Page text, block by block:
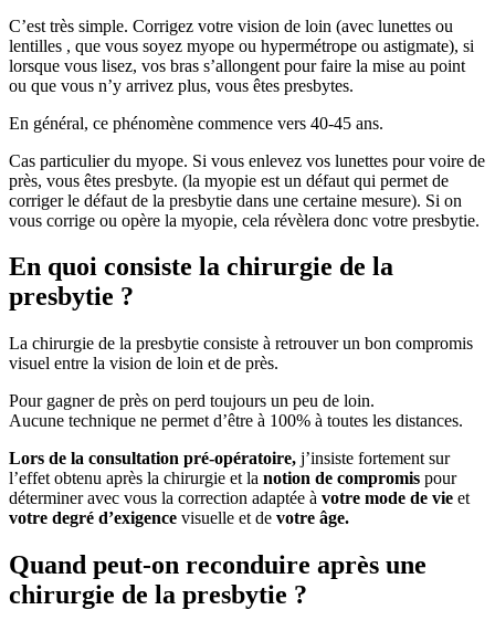
C’est très simple. Corrigez votre vision de loin (avec lunettes ou
lentilles , que vous soyez myope ou hypermétrope ou astigmate), si
lorsque vous lisez, vos bras s’allongent pour faire la mise au point
ou que vous n’y arrivez plus, vous êtes presbytes.
En général, ce phénomène commence vers 40-45 ans.
Cas particulier du myope. Si vous enlevez vos lunettes pour voire de
près, vous êtes presbyte. (la myopie est un défaut qui permet de
corriger le défaut de la presbytie dans une certaine mesure). Si on
vous corrige ou opère la myopie, cela révèlera donc votre presbytie.
En quoi consiste la chirurgie de la
presbytie ?
La chirurgie de la presbytie consiste à retrouver un bon compromis
visuel entre la vision de loin et de près.
Pour gagner de près on perd toujours un peu de loin.
Aucune technique ne permet d’être à 100% à toutes les distances.
Lors de la consultation pré-opératoire, j’insiste fortement sur
l’effet obtenu après la chirurgie et la notion de compromis pour
déterminer avec vous la correction adaptée à votre mode de vie et
votre degré d’exigence visuelle et de votre âge.
Quand peut-on reconduire après une
chirurgie de la presbytie ?